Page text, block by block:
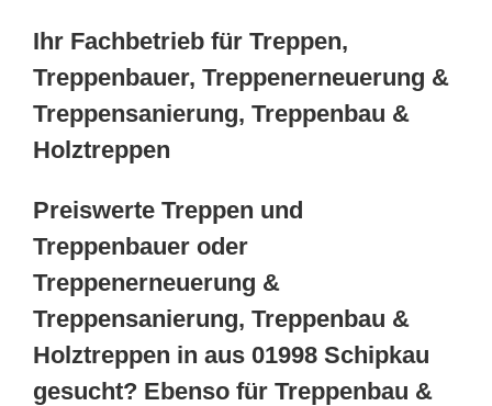
Ihr Fachbetrieb für Treppen,
Treppenbauer, Treppenerneuerung &
Treppensanierung, Treppenbau &
Holztreppen
Preiswerte Treppen und
Treppenbauer oder
Treppenerneuerung &
Treppensanierung, Treppenbau &
Holztreppen in aus 01998 Schipkau
gesucht? Ebenso für Treppenbau &